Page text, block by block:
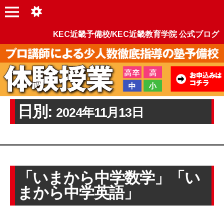
KEC近畿予備校/KEC近畿教育学院 公式ブログ
日別: 2024年11月13日
「いまから中学数学」「い
まから中学英語」